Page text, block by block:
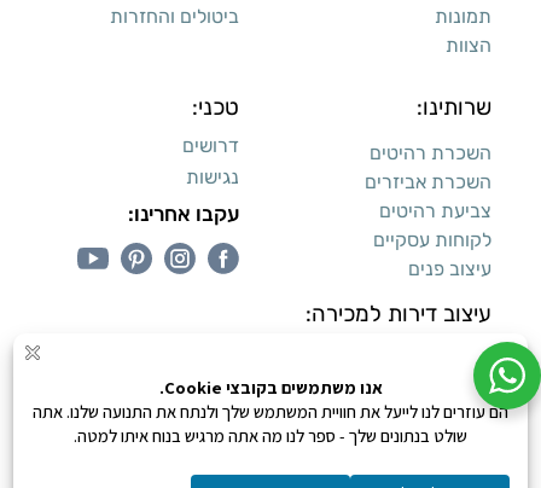
תמונות
הצוות
ביטולים והחזרות
שרותינו:
השכרת רהיטים
השכרת אביזרים
צביעת רהיטים
לקוחות עסקיים
עיצוב פנים
עיצוב דירות למכירה:
טכני:
דרושים
נגישות
עקבו אחרינו:
קנייה מאובטחת 0